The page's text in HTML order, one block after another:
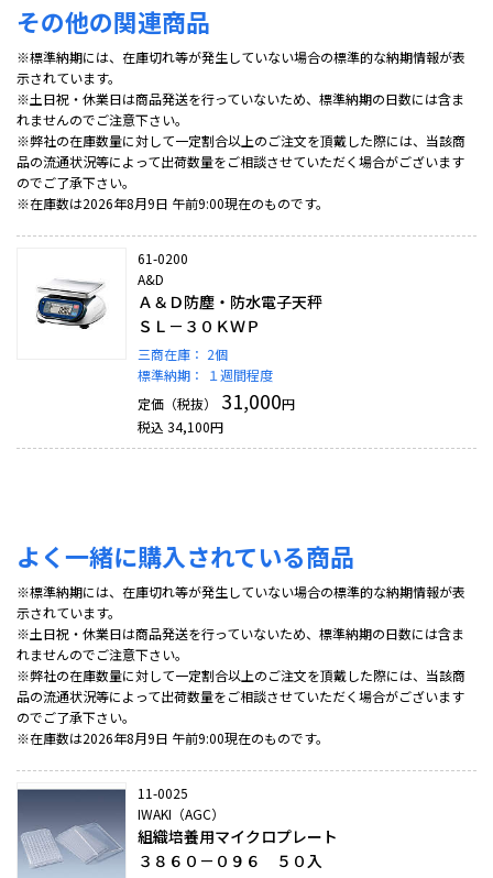
その他の関連商品
※標準納期には、在庫切れ等が発生していない場合の標準的な納期情報が表
示されています。
※土日祝・休業日は商品発送を行っていないため、標準納期の日数には含ま
れませんのでご注意下さい。
※弊社の在庫数量に対して一定割合以上のご注文を頂戴した際には、当該商
品の流通状況等によって出荷数量をご相談させていただく場合がございます
のでご了承下さい。
※在庫数は2026年8月9日 午前9:00現在のものです。
61-0200
A&D
Ａ＆Ｄ防塵・防水電子天秤
ＳＬ－３０ＫＷＰ
三商在庫： 2個
標準納期：
１週間程度
定価（税抜）
31,000円
税込 34,100円
よく一緒に購入されている商品
※標準納期には、在庫切れ等が発生していない場合の標準的な納期情報が表
示されています。
※土日祝・休業日は商品発送を行っていないため、標準納期の日数には含ま
れませんのでご注意下さい。
※弊社の在庫数量に対して一定割合以上のご注文を頂戴した際には、当該商
品の流通状況等によって出荷数量をご相談させていただく場合がございます
のでご了承下さい。
※在庫数は2026年8月9日 午前9:00現在のものです。
11-0025
IWAKI（AGC）
組織培養用マイクロプレート
３８６０－０９６ ５０入